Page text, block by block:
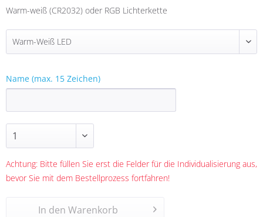
Warm-weiß (CR2032) oder RGB Lichterkette
Name (max. 15 Zeichen)
Achtung: Bitte füllen Sie erst die Felder für die Individualisierung aus,
bevor Sie mit dem Bestellprozess fortfahren!
In den Warenkorb